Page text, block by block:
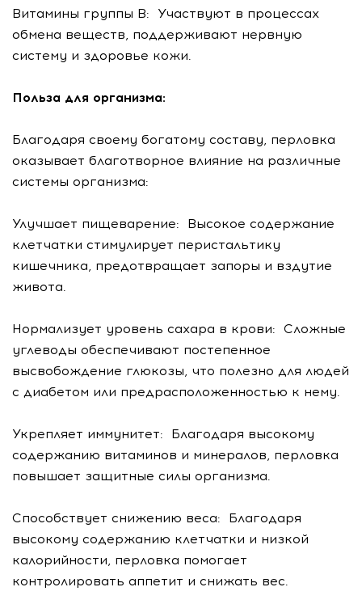
Витамины группы В: Участвуют в процессах
обмена веществ, поддерживают нервную
систему и здоровье кожи.
Польза для организма:
Благодаря своему богатому составу, перловка
оказывает благотворное влияние на различные
системы организма:
Улучшает пищеварение: Высокое содержание
клетчатки стимулирует перистальтику
кишечника, предотвращает запоры и вздутие
живота.
Нормализует уровень сахара в крови: Сложные
углеводы обеспечивают постепенное
высвобождение глюкозы, что полезно для людей
с диабетом или предрасположенностью к нему.
Укрепляет иммунитет: Благодаря высокому
содержанию витаминов и минералов, перловка
повышает защитные силы организма.
Способствует снижению веса: Благодаря
высокому содержанию клетчатки и низкой
калорийности, перловка помогает
контролировать аппетит и снижать вес.